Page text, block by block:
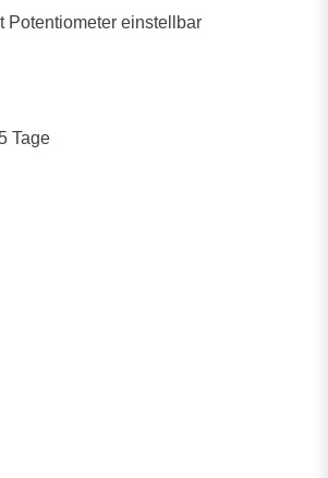
Potentiometer einstellbar
Tage